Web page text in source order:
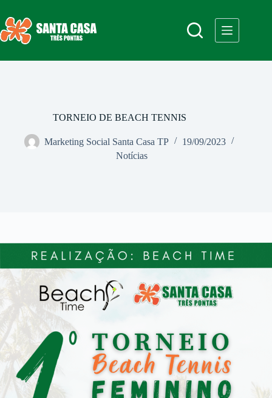
para
conteúdo
TORNEIO DE BEACH TENNIS
Marketing Social Santa Casa TP
19/09/2023
Notícias